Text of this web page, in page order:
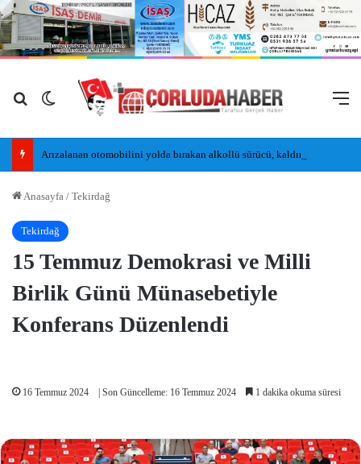
Arama yap ...
Dış görünümü değiştir
Anasayfa / Tekirdağ
Tekirdağ
15 Temmuz Demokrasi ve Milli
Birlik Günü Münasebetiyle
Konferans Düzenlendi
16 Temmuz 2024 | Son Güncelleme: 16 Temmuz 2024 1 dakika okuma süresi